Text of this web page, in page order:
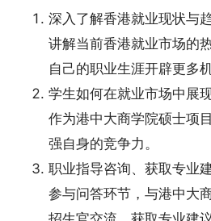
深入了解香港就业现状与
讲解当前香港就业市场的
自己的职业生涯开辟更多机
学生如何在就业市场中展
作为港中大商学院硕士项
强自身的竞争力。
职业指导咨询、获取专业
参与问答环节，与港中大